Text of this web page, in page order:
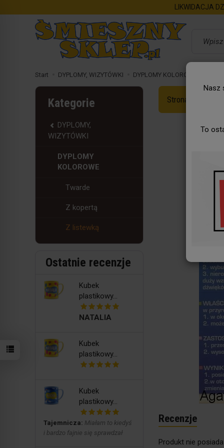
Nasz
To
LIKWIDACJA
Start DYPLOMY, WIZYTÓWKI DYPLOMY KOLOROWE
Strona Główna
Recenzje
Produkt nie
Kategorie
DYPLOMY,
WIZYTÓWKI
DYPLOMY
KOLOROWE
Twarde
Z kopertą
Z listewką
Ostatnie recenzje
Kubek
plastikowy...
NATALIA
Kubek
plastikowy...
Kubek
plastikowy...
Tajemnicza: Miałam to kiedyś
i bardzo fajnie się sprawdzał